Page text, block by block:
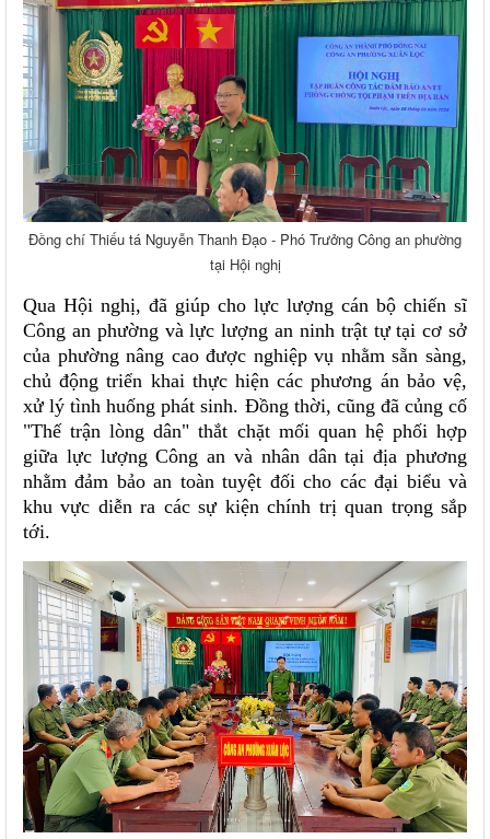
Đồng chí Thiếu tá Nguyễn Thanh Đạo - Phó Trưởng Công an phường
tại Hội nghị
Qua Hội nghị, đã giúp cho lực lượng cán bộ chiến sĩ
Công an phường và lực lượng an ninh trật tự tại cơ sở
của phường nâng cao được nghiệp vụ nhằm sẵn sàng,
chủ động triển khai thực hiện các phương án bảo vệ,
xử lý tình huống phát sinh. Đồng thời, cũng đã củng cố
"Thế trận lòng dân" thắt chặt mối quan hệ phối hợp
giữa lực lượng Công an và nhân dân tại địa phương
nhằm đảm bảo an toàn tuyệt đối cho các đại biểu và
khu vực diễn ra các sự kiện chính trị quan trọng sắp
tới.